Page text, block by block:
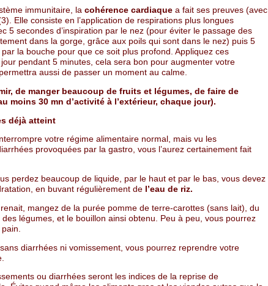
immunitaire, la cohérence cardiaquea fait ses preuves (avec
Elle consiste en l’application de respirations plus longues
5 secondes d’inspiration par le nez (pour éviter le passage des
dans la gorge, grâce aux poils qui sont dans le nez) puis 5
par la bouche pour que ce soit plus profond. Appliquez ces
pendant 5 minutes, cela sera bon pour augmenter votre
aussi de passer un moment au calme.
de manger beaucoup de fruits et légumes, de faire de
moins 30 mn d’activité à l’extérieur, chaque jour).
déjà atteint
votre régime alimentaire normal, mais vu les
provoquées par la gastro, vous l’aurez certainement fait
perdez beaucoup de liquide, par le haut et par le bas, vous devez
en buvant régulièrement de
l’eau de riz.
mangez de la purée pomme de terre-carottes (sans lait), du
légumes, et le bouillon ainsi obtenu. Peu à peu, vous pourrez
diarrhées ni vomissement, vous pourrez reprendre votre
ou diarrhées seront les indices de la reprise de